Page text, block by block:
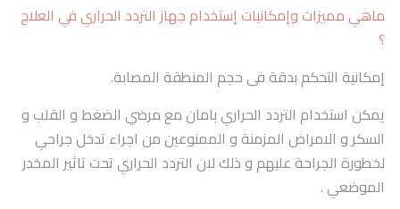
ماهي مميزات وإمكانيات إستخدام جهاز التردد الحراري في العلاج
؟
إمكانية التحكم بدقة فى حجم المنطقة المصابة.
يمكن استخدام التردد الحراري بامان مع مرضي الضغط و القلب و
السكر و الامراض المزمنة و الممنوعين من اجراء تدخل جراحي
لخطورة الجراحة عليهم و ذلك لان التردد الحراري تحت تاثير المخدر
الموضعي .